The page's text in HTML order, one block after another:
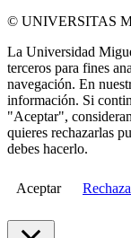
© UNIVERSITAS
La Universidad
terceros para fines
navegación. En
información. Si
"Aceptar",
quieres rechazarlas
debes hacerlo.
Aceptar